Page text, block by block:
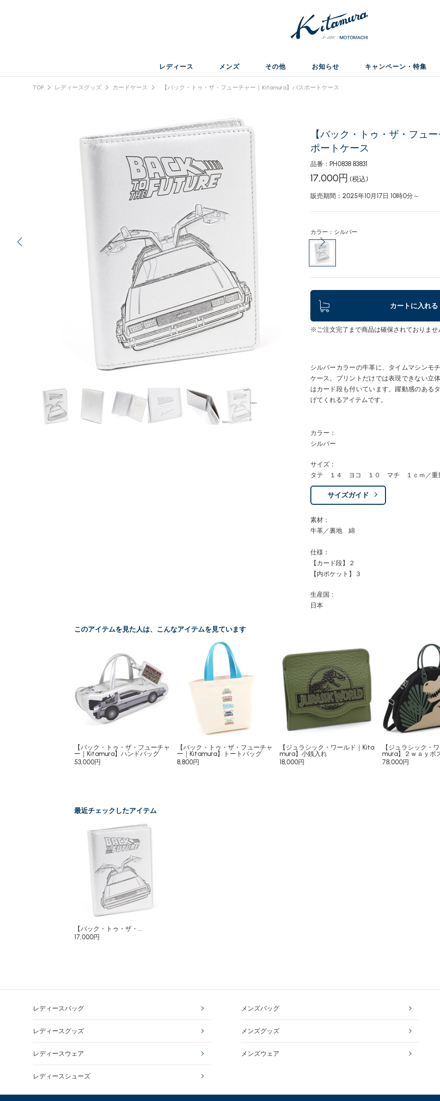
レディース メンズ その他 お知らせ キャンペーン・特集
TOP レディースグッズ カードケース 【バック・トゥ・ザ・フューチャー｜Kitamura】パスポートケース
【バック・トゥ・ザ・フュ
ポートケース
品番：PH0838 83831
17,000円 (税込)
販売期間：2025年10月17日 10時0分～
カラー：シルバー
カートに入れる
※ご注文完了まで商品は確保されておりませ
シルバーカラーの牛革に、タイムマシンモ
ケース。プリントだけでは表現できない立
はカード段も付いています。躍動感のある
げてくれるアイテムです。
カラー：
シルバー
サイズ：
タテ １４ ヨコ １０ マチ １ｃｍ／重
サイズガイド
素材：
牛革／裏地 綿
仕様：
【カード段】２
【内ポケット】３
生産国：
日本
このアイテムを見た人は、こんなアイテムを見ています
【バック・トゥ・ザ・フューチャ
ー｜Kitamura】ハンドバッグ
53,000円
【バック・トゥ・ザ・フューチャ
ー｜Kitamura】トートバッグ
8,800円
【ジュラシック・ワールド｜Kita
mura】小銭入れ
18,000円
【ジュラシック・
mura】２ｗａｙボ
78,000円
最近チェックしたアイテム
【バック・トゥ・ザ・...
17,000円
レディースバッグ
レディースグッズ
レディースウェア
レディースシューズ
メンズバッグ
メンズグッズ
メンズウェア